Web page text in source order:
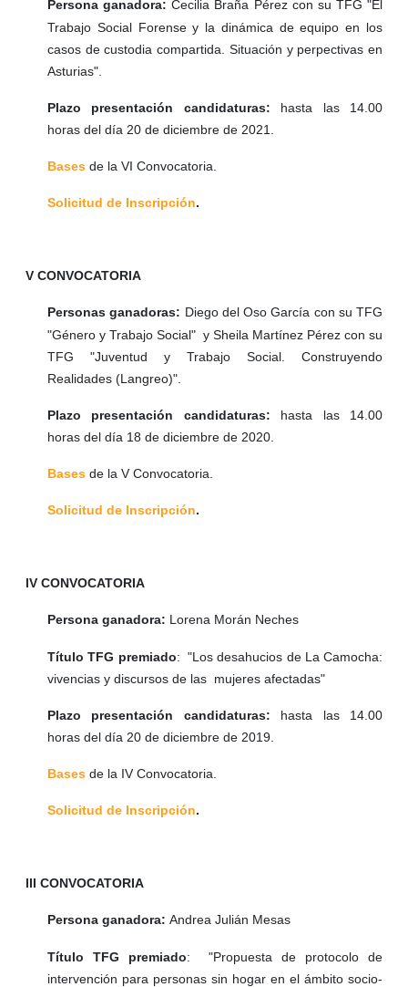
Persona ganadora: Cecilia Braña Pérez con su TFG "El
Trabajo Social Forense y la dinámica de equipo en los
casos de custodia compartida. Situación y perpectivas en
Asturias".
Plazo presentación candidaturas: hasta las 14.00
horas del día 20 de diciembre de 2021.
Bases de la VI Convocatoria.
Solicitud de Inscripción.
V CONVOCATORIA
Personas ganadoras: Diego del Oso García con su TFG
"Género y Trabajo Social" y Sheila Martínez Pérez con su
TFG "Juventud y Trabajo Social. Construyendo
Realidades (Langreo)".
Plazo presentación candidaturas: hasta las 14.00
horas del día 18 de diciembre de 2020.
Bases de la V Convocatoria.
Solicitud de Inscripción.
IV CONVOCATORIA
Persona ganadora: Lorena Morán Neches
Título TFG premiado: "Los desahucios de La Camocha:
vivencias y discursos de las mujeres afectadas"
Plazo presentación candidaturas: hasta las 14.00
horas del día 20 de diciembre de 2019.
Bases de la IV Convocatoria.
Solicitud de Inscripción.
III CONVOCATORIA
Persona ganadora: Andrea Julián Mesas
Título TFG premiado: "Propuesta de protocolo de
intervención para personas sin hogar en el ámbito socio-